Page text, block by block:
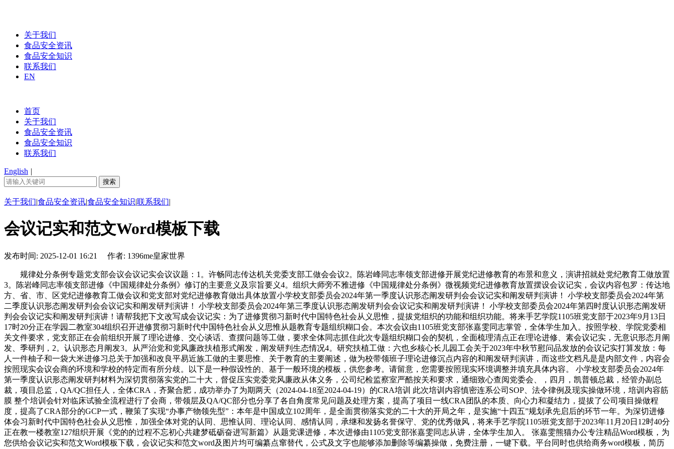
关于我们
食品安全资讯
食品安全知识
联系我们
EN
首页
关于我们
食品安全资讯
食品安全知识
联系我们
English |
关于我们|食品安全资讯|食品安全知识|联系我们|
会议记实和范文Word模板下载
发布时间: 2025-12-01 16:21 作者: 1396me皇家世界
规律处分条例专题党支部会议会议记实会议议题：1。许畅同志传达机关党委支部工做会会议2。陈岩峰同志率领支部进修开展党纪进修教育的布景和意义，演讲招就处党纪教育工做放置
3。陈岩峰同志率领支部进修《中国规律处分条例》修订的主要意义及宗旨要义4。组织大师旁不雅进修《中国规律处分条例》微视频党纪进修教育放置摆设会议记实，会议内容包罗：传达地
方、省、市、区党纪进修教育工做会议和党支部对党纪进修教育做出具体放置小学校支部委员会2024年第一季度认识形态阐发研判会会议记实和阐发研判演讲！ 小学校支部委员会2024年第
二季度认识形态阐发研判会会议记实和阐发研判演讲！ 小学校支部委员会2024年第三季度认识形态阐发研判会会议记实和阐发研判演讲！ 小学校支部委员会2024年第四时度认识形态阐发研
判会会议记实和阐发研判演讲！请帮我把下文改写成会议记实：为了进修贯彻习新时代中国特色社会从义思惟，提拔党组织的功能和组织功能。将来手艺学院1105班党支部于2023年9月13日
17时20分正在学园二教室304组织召开进修贯彻习新时代中国特色社会从义思惟从题教育专题组织糊口会。本次会议由1105班党支部张嘉雯同志掌管，全体学生加入。按照学校、学院党委相
关文件要求，党支部正在会前组织开展了理论进修、交心谈话、查摆问题等工做，要求全体同志抓住此次专题组织糊口会的契机，全面梳理清点正在理论进修、素会议记实，无意识形态月阐
发、季研判，2。认识形态月阐发3。从严治党和党风廉政扶植形式阐发，阐发研判生态情况4。研究扶植工做：六也乡核心长儿园工会关于2023年中秋节慰问品发放的会议记实打算发放：每
人一件柚子和一袋大米进修习总关于加强和改良平易近族工做的主要思惟、关于教育的主要阐述，做为校带领班子理论进修沉点内容的和阐发研判演讲，而这些文档凡是是内部文件，内容会
按照现实会议会商的环境和学校的特定而有所分歧。以下是一种假设性的、基于一般环境的模板，供您参考。请留意，您需要按照现实环境调整并填充具体内容。 小学校支部委员会2024年
第一季度认识形态阐发研判材料为深切贯彻落实党的二十大，督促压实党委党风廉政从体义务，公司纪检监察室严酷按关和要求，通细致心查阅党委会、，四月，凯普顿总裁，经管办副总
裁，项目总监，QA/QC担任人，全体CRA，齐聚合肥，成功举办了为期两天（2024-04-18至2024-04-19）的CRA培训 此次培训内容慎密连系公司SOP、法令律例及现实操做环境，培训内容筋
膜 整个培训会针对临床试验全流程进行了会商，带领层及QA/QC部分也分享了各自角度常见问题及处理方案，提高了项目一线CRA团队的本质、向心力和凝结力，提拔了公司项目操做程
度，提高了CRA部分的GCP一式，鞭策了实现“办事产物领先型”：本年是中国成立102周年，是全面贯彻落实党的二十大的开局之年，是实施“十四五”规划承先启后的环节一年。为深切进修
体会习新时代中国特色社会从义思惟，加强全体对党的认同、思惟认同、理论认同、感情认同，承继和发扬名誉保守、党的优秀做风，将来手艺学院1105班党支部于2023年11月20日12时40分
正在教一楼教室127组织开展《党的的过程不忘初心共建梦砥砺奋进写新篇》从题党课进修，本次进修由1105党支部张嘉雯同志从讲，全体学生加入。 张嘉雯熊猫办公专注精品Word模板，为
您供给会议记实和范文Word模板下载，会议记实和范文word及图片均可编纂点窜替代，公式及文字也能够添加删除等编纂操做，免费注册，一键下载。平台同时也供给商务word模板，简历